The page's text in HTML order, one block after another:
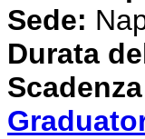
Sede:
Durata